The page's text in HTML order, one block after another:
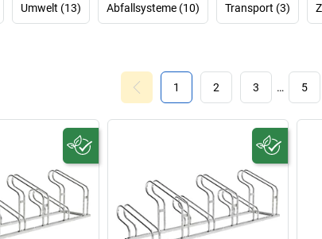
Umwelt (13) Abfallsysteme (10) Transport (3)
1 2 3 … 5